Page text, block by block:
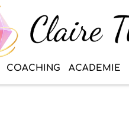
COACHING ACADEMIE